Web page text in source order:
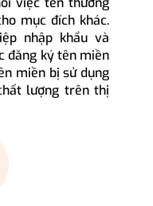
mục đích khác.
nhập khẩu và
đăng ký tên miền
miền bị sử dụng
lượng trên thị